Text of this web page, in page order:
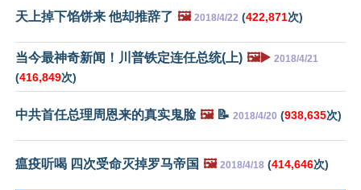
天上掉下馅饼来 他却推辞了 🖼️ 2018/4/22 (422,871次)
当今最神奇新闻！川普铁定连任总统(上) 🖼️▶️ 2018/4/21
(416,849次)
中共首任总理周恩来的真实鬼脸 🖼️📝 2018/4/20 (938,635次)
瘟疫听喝 四次受命灭掉罗马帝国 🖼️ 2018/4/18 (414,646次)